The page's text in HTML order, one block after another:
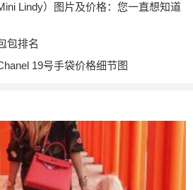
Lindy）图片及价格：您一直想知道
包排名
19号手袋价格细节图